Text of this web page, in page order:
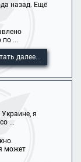
назад. Ещё
по ...
далее...
я
...
может